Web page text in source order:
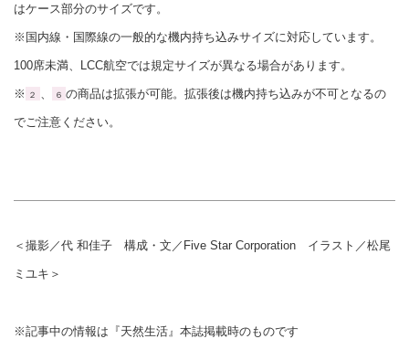
はケース部分のサイズです。
※国内線・国際線の一般的な機内持ち込みサイズに対応しています。
100席未満、LCC航空では規定サイズが異なる場合があります。
※ ２ ６ の商品は拡張が可能。拡張後は機内持ち込みが不可となるの
でご注意ください。
＜撮影／代 和佳子 構成・文／Five Star Corporation イラスト／松尾
ミユキ＞
※記事中の情報は『天然生活』本誌掲載時のものです